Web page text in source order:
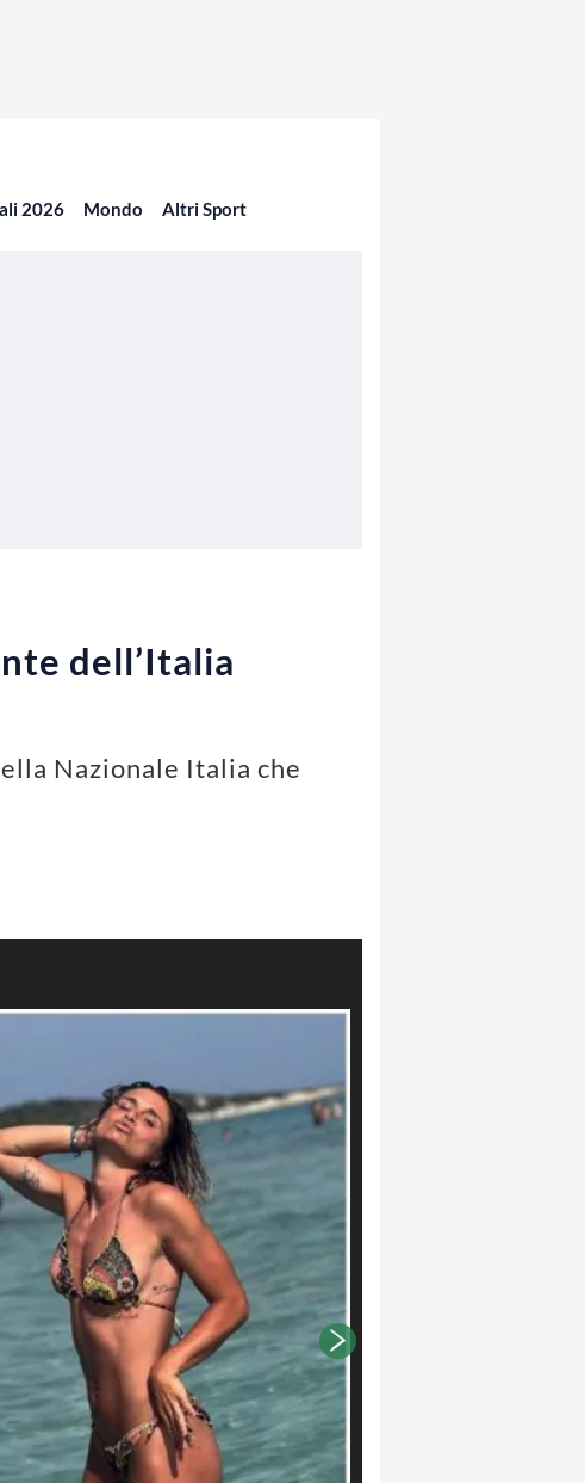
2026 Mondo Altri Sport
dell’Italia
Nazionale Italia che